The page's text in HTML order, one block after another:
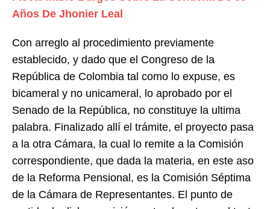
Años De Jhonier Leal
Con arreglo al procedimiento previamente
establecido, y dado que el Congreso de la
República de Colombia tal como lo expuse, es
bicameral y no unicameral, lo aprobado por el
Senado de la República, no constituye la ultima
palabra. Finalizado allí el trámite, el proyecto pasa
a la otra Cámara, la cual lo remite a la Comisión
correspondiente, que dada la materia, en este aso
de la Reforma Pensional, es la Comisión Séptima
de la Cámara de Representantes. El punto de